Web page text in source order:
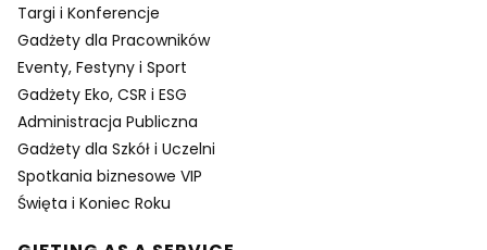
Targi i Konferencje
Gadżety dla Pracowników
Eventy, Festyny i Sport
Gadżety Eko, CSR i ESG
Administracja Publiczna
Gadżety dla Szkół i Uczelni
Spotkania biznesowe VIP
Święta i Koniec Roku